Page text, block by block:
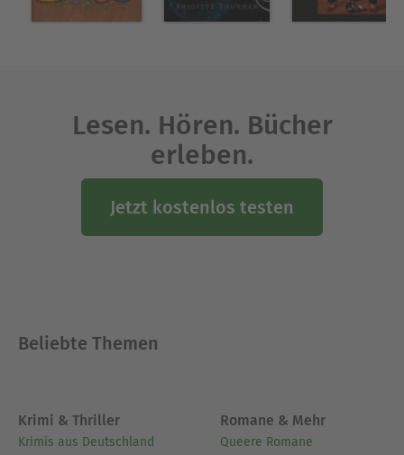
Lesen. Hören. Bücher
erleben.
Jetzt kostenlos testen
Beliebte Themen
Krimi & Thriller
Krimis aus Deutschland
Romane & Mehr
Queere Romane